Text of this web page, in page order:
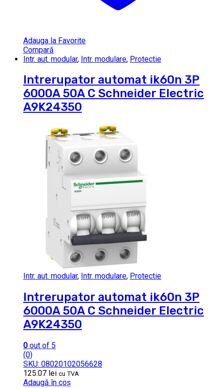
Adauga la Favorite
Compară
Intr. aut. modular, Intr. modulare, Protectie
Intrerupator automat ik60n 3P
6000A 50A C Schneider Electric
A9K24350
Intr. aut. modular, Intr. modulare, Protectie
Intrerupator automat ik60n 3P
6000A 50A C Schneider Electric
A9K24350
0 out of 5
(0)
SKU: 08020102056628
125.07 lei cu TVA
Adaugă în coș